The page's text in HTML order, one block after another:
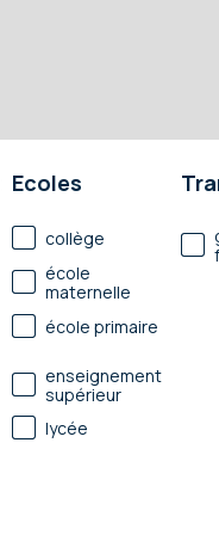
Ecoles
collège
école
maternelle
école primaire
enseignement
supérieur
lycée